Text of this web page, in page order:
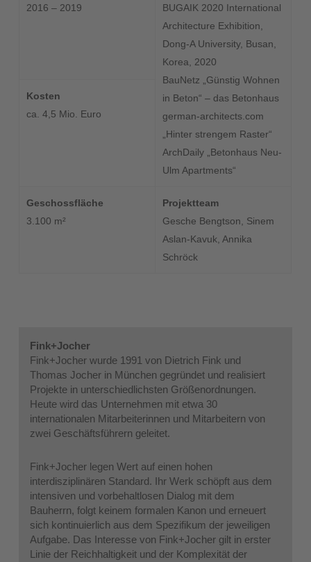
2016 – 2019
BUGAIK 2020 International
Architecture Exhibition,
Dong-A University, Busan,
Korea, 2020
BauNetz „Günstig Wohnen
in Beton“ – das Betonhaus
german-architects.com
„Hinter strengem Raster“
ArchDaily „Betonhaus Neu-
Ulm Apartments“
Kosten
ca. 4,5 Mio. Euro
Geschossfläche
3.100 m²
Projektteam
Gesche Bengtson, Sinem
Aslan‑Kavuk, Annika
Schröck
Fink+Jocher
Fink+Jocher wurde 1991 von Dietrich Fink und
Thomas Jocher in München gegründet und realisiert
Projekte in unterschiedlichsten Größenordnungen.
Heute wird das Unternehmen mit etwa 30
internationalen Mitarbeiterinnen und Mitarbeitern von
zwei Geschäftsführern geleitet.
Fink+Jocher legen Wert auf einen hohen
interdisziplinären Standard. Ihr Werk schöpft aus dem
intensiven und vorbehaltlosen Dialog mit dem
Bauherrn, folgt keinem formalen Kanon und erneuert
sich kontinuierlich aus dem Spezifikum der jeweiligen
Aufgabe. Das Interesse von Fink+Jocher gilt in erster
Linie der Reichhaltigkeit und der Komplexität der